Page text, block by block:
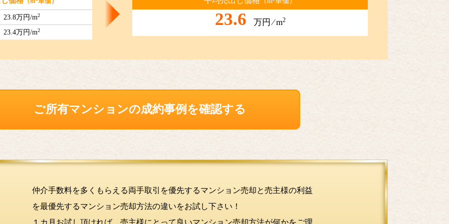
23.8万円/m2
23.4万円/m2
23.6 万円 ⁄ m2
ご所有マンションの成約事例を確認する
仲介手数料を多くもらえる両手取引を優先するマンション売却と売主様の利益
を最優先するマンション売却方法の違いをお試し下さい！